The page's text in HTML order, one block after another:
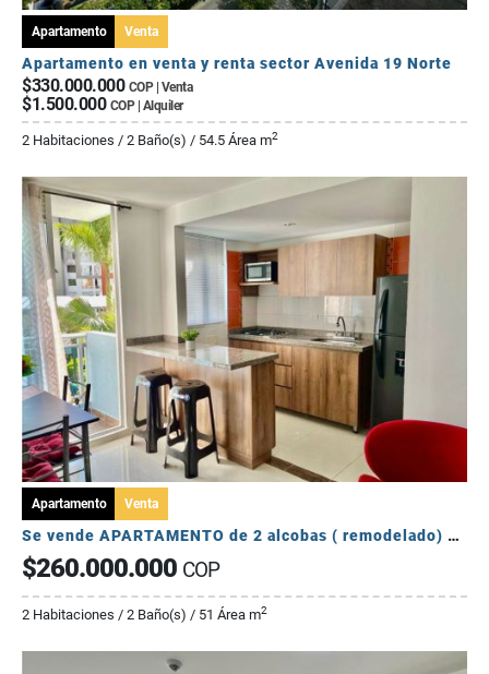
Apartamento Venta
Apartamento en venta y renta sector Avenida 19 Norte
$330.000.000 COP | Venta
$1.500.000 COP | Alquiler
2 Habitaciones / 2 Baño(s) / 54.5 Área m2
Apartamento Venta
Se vende APARTAMENTO de 2 alcobas ( remodelado) providencia.
$260.000.000 COP
2 Habitaciones / 2 Baño(s) / 51 Área m2